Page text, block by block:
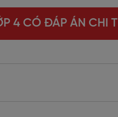
4 CÓ ĐÁP ÁN CHI